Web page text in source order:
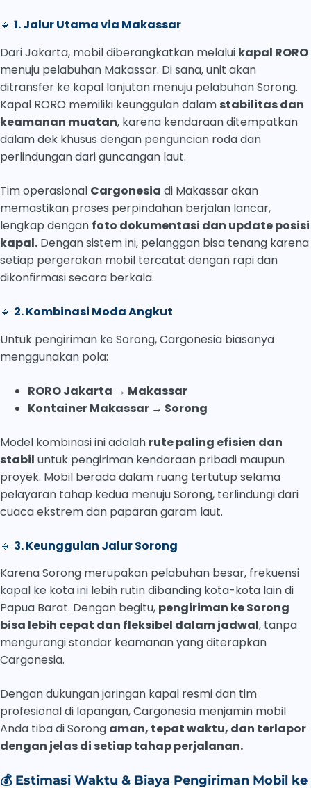
🔹 1. Jalur Utama via Makassar
Dari Jakarta, mobil diberangkatkan melalui kapal RORO
menuju pelabuhan Makassar. Di sana, unit akan
ditransfer ke kapal lanjutan menuju pelabuhan Sorong.
Kapal RORO memiliki keunggulan dalam stabilitas dan
keamanan muatan, karena kendaraan ditempatkan
dalam dek khusus dengan penguncian roda dan
perlindungan dari guncangan laut.
Tim operasional Cargonesia di Makassar akan
memastikan proses perpindahan berjalan lancar,
lengkap dengan foto dokumentasi dan update posisi
kapal. Dengan sistem ini, pelanggan bisa tenang karena
setiap pergerakan mobil tercatat dengan rapi dan
dikonfirmasi secara berkala.
🔹 2. Kombinasi Moda Angkut
Untuk pengiriman ke Sorong, Cargonesia biasanya
menggunakan pola:
RORO Jakarta → Makassar
Kontainer Makassar → Sorong
Model kombinasi ini adalah rute paling efisien dan
stabil untuk pengiriman kendaraan pribadi maupun
proyek. Mobil berada dalam ruang tertutup selama
pelayaran tahap kedua menuju Sorong, terlindungi dari
cuaca ekstrem dan paparan garam laut.
🔹 3. Keunggulan Jalur Sorong
Karena Sorong merupakan pelabuhan besar, frekuensi
kapal ke kota ini lebih rutin dibanding kota-kota lain di
Papua Barat. Dengan begitu, pengiriman ke Sorong
bisa lebih cepat dan fleksibel dalam jadwal, tanpa
mengurangi standar keamanan yang diterapkan
Cargonesia.
Dengan dukungan jaringan kapal resmi dan tim
profesional di lapangan, Cargonesia menjamin mobil
Anda tiba di Sorong aman, tepat waktu, dan terlapor
dengan jelas di setiap tahap perjalanan.
💰 Estimasi Waktu & Biaya Pengiriman Mobil ke